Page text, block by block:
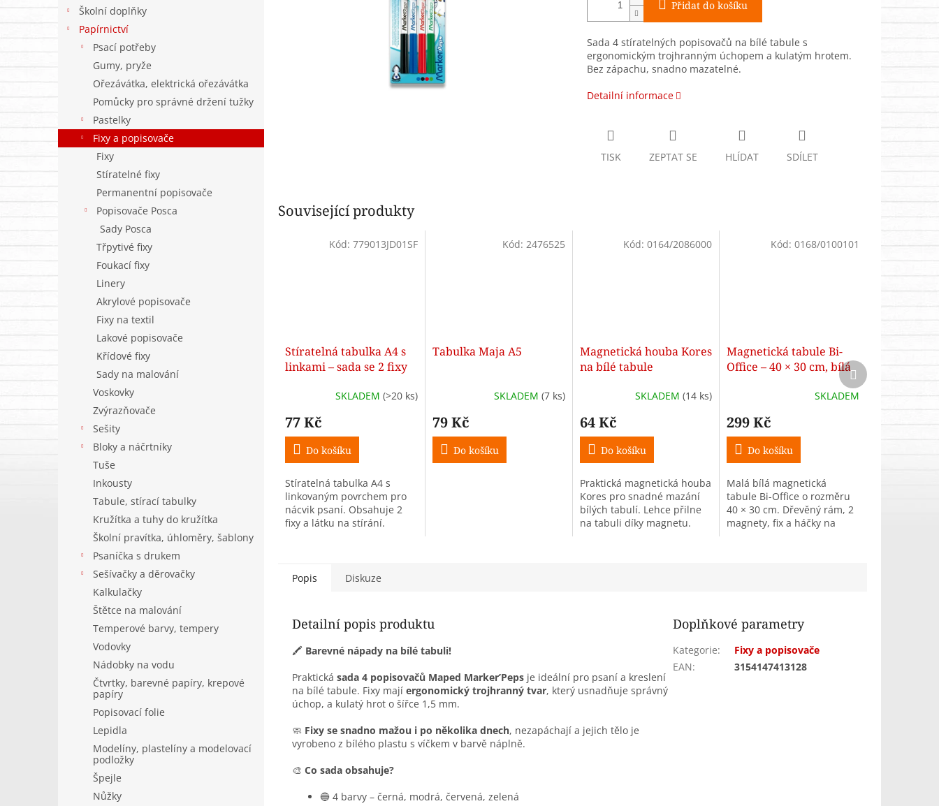
Školní doplňky
Papírnictví
Psací potřeby
Gumy, pryže
Ořezávátka, elektrická ořezávátka
Pomůcky pro správné držení tužky
Pastelky
Fixy a popisovače
Fixy
Stíratelné fixy
Permanentní popisovače
Popisovače Posca
Sady Posca
Třpytivé fixy
Foukací fixy
Linery
Akrylové popisovače
Fixy na textil
Lakové popisovače
Křídové fixy
Sady na malování
Voskovky
Zvýrazňovače
Sešity
Bloky a náčrtníky
Tuše
Inkousty
Tabule, stírací tabulky
Kružítka a tuhy do kružítka
Školní pravítka, úhloměry, šablony
Psaníčka s drukem
Sešívačky a děrovačky
Kalkulačky
Štětce na malování
Temperové barvy, tempery
Vodovky
Nádobky na vodu
Čtvrtky, barevné papíry, krepové
papíry
Popisovací folie
Lepidla
Modelíny, plastelíny a modelovací
podložky
Špejle
Nůžky
Přidat do košíku
Sada 4 stíratelných popisovačů na bílé tabule s
ergonomickým trojhranným úchopem a kulatým hrotem.
Bez zápachu, snadno mazatelné.
Detailní informace
TISK ZEPTAT SE HLÍDAT SDÍLET
Související produkty
Stíratelná tabulka A4 s
linkami – sada se 2 fixy
SKLADEM (>20 ks)
77 Kč
Do košíku
Stíratelná tabulka A4 s
linkovaným povrchem pro
nácvik psaní. Obsahuje 2
fixy a látku na stírání.
Kód: 779013JD01SF
Tabulka Maja A5
SKLADEM (7 ks)
79 Kč
Do košíku
Kód: 2476525
Magnetická houba Kores
na bílé tabule
SKLADEM(14 ks)
64 Kč
Do košíku
Praktická magnetická houba
Kores pro snadné mazání
bílých tabulí. Lehce přilne
na tabuli díky magnetu.
Kód:0164/2086000
Magnetická tabule Bi-
Office – 40 × 30 cm, bílá
SKLADEM
299 Kč
Do košíku
Malá bílá magnetická
tabule Bi-Office o rozměru
40 × 30 cm. Dřevěný rám, 2
magnety, fix a háčky na
Kód: 0168/0100101
Další
produkt
Popis Diskuze
Detailní popis produktu
🖍️ Barevné nápady na bílé tabuli!
Praktická sada 4 popisovačů Maped Marker’Peps je ideální pro psaní a kreslení
na bílé tabule. Fixy mají ergonomický trojhranný tvar, který usnadňuje správný
úchop, a kulatý hrot o šířce 1,5 mm.
🧼 Fixy se snadno mažou i po několika dnech, nezapáchají a jejich tělo je
vyrobeno z bílého plastu s víčkem v barvě náplně.
🎨 Co sada obsahuje?
🔵 4 barvy – černá, modrá, červená, zelená
Doplňkové parametry
Kategorie:
Fixy a popisovače
EAN: 3154147413128